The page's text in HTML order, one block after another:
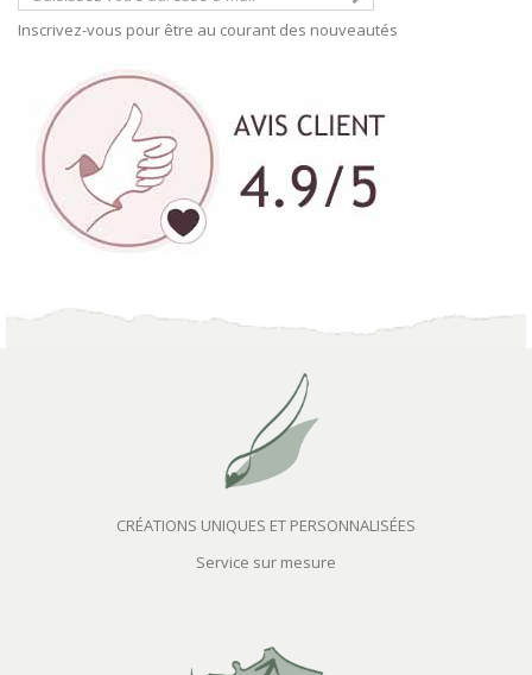
Inscrivez-vous pour être au courant des nouveautés
CRÉATIONS UNIQUES ET PERSONNALISÉES
Service sur mesure